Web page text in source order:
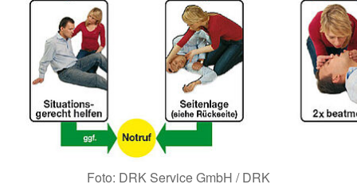
Foto: DRK Service GmbH / DRK